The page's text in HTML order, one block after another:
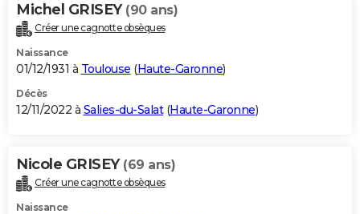
Michel GRISEY (90 ans)
Créer une cagnotte obsèques
Naissance
01/12/1931 à Toulouse (Haute-Garonne)
Décès
12/11/2022 à Salies-du-Salat(Haute-Garonne)
Nicole GRISEY (69 ans)
Créer une cagnotte obsèques
Naissance